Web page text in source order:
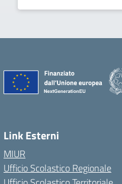
Link Esterni
MIUR
Ufficio Scolastico Regionale